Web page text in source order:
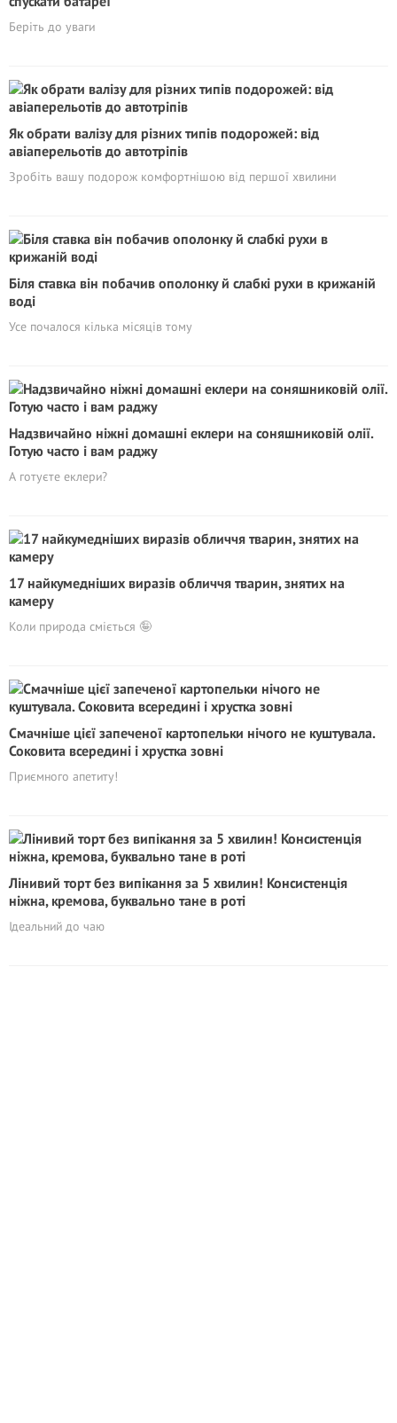
Беріть до уваги
Як обрати валізу для різних типів подорожей: від
авіаперельотів до автотріпів
Зробіть вашу подорож комфортнішою від першої хвилини
Біля ставка він побачив ополонку й слабкі рухи в крижаній
воді
Усе почалося кілька місяців тому
Надзвичайно ніжні домашні еклери на соняшниковій олії.
Готую часто і вам раджу
А готуєте еклери?
17 найкумедніших виразів обличчя тварин, знятих на
камеру
Коли природа сміється 🤪
Смачніше цієї запеченої картопельки нічого не куштувала.
Соковита всередині і хрустка зовні
Приємного апетиту!
Лінивий торт без випікання за 5 хвилин! Консистенція
ніжна, кремова, буквально тане в роті
Ідеальний до чаю